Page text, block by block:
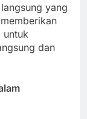
yang
untuk
dan